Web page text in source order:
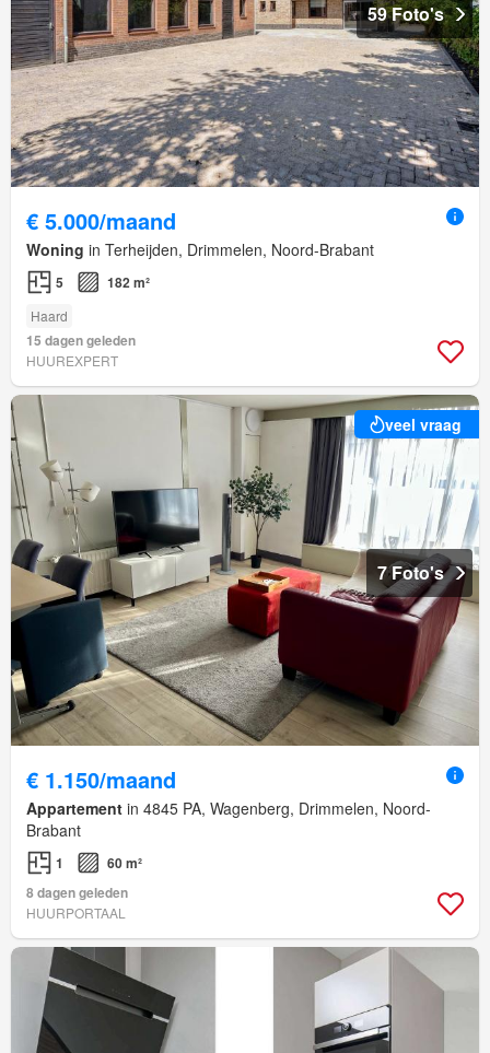
59 Foto's
€ 5.000/maand
Woning in Terheijden, Drimmelen, Noord-Brabant
5 182 m²
Haard
15 dagen geleden
HUUREXPERT
veel vraag
7 Foto's
€ 1.150/maand
Appartement in 4845 PA, Wagenberg, Drimmelen, Noord-
Brabant
1
60 m²
8 dagen geleden
HUURPORTAAL